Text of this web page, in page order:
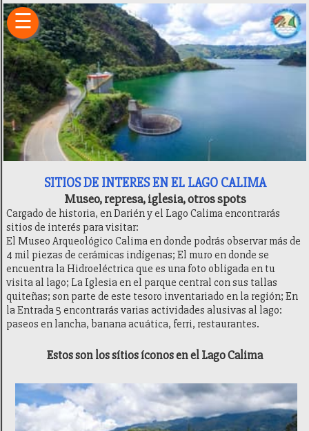
SITIOS DE INTERES EN EL LAGO CALIMA
Museo, represa, iglesia, otros spots
Cargado de historia, en Darién y el Lago Calima encontrarás
sitios de interés para visitar:
El Museo Arqueológico Calima en donde podrás observar más de
4 mil piezas de cerámicas indígenas; El muro en donde se
encuentra la Hidroeléctrica que es una foto obligada en tu
visita al lago; La Iglesia en el parque central con sus tallas
quiteñas; son parte de este tesoro inventariado en la región; En
la Entrada 5 encontrarás varias actividades alusivas al lago:
paseos en lancha, banana acuática, ferri, restaurantes.
Estos son los sítios íconos en el Lago Calima
☰
×
Inicio
Fincas
Hoteles
Camping
Restaurantes
Entretenimiento
Deportes
Sitios
Finca
Raíz
Ubicación
Historia
Recomendaciones
Generalidades